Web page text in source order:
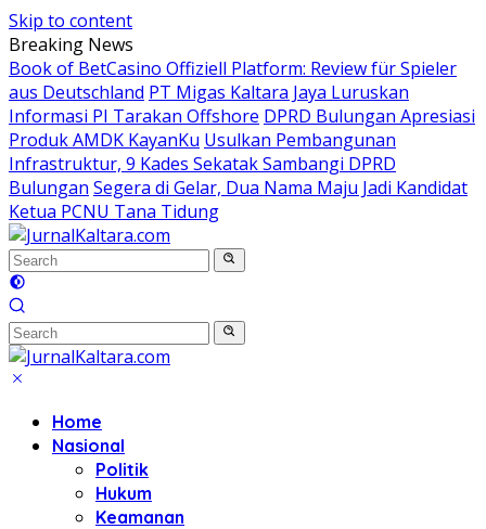
Skip to content
Breaking News
Book of BetCasino Offiziell Platform: Review für Spieler
aus Deutschland PT Migas Kaltara Jaya Luruskan
Informasi PI Tarakan Offshore DPRD Bulungan Apresiasi
Produk AMDK KayanKu Usulkan Pembangunan
Infrastruktur, 9 Kades Sekatak Sambangi DPRD
Bulungan Segera di Gelar, Dua Nama Maju Jadi Kandidat
Ketua PCNU Tana Tidung
Home
Nasional
Politik
Hukum
Keamanan